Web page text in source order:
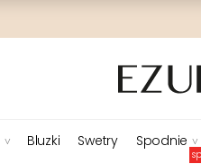
Bluzki Swetry Spodnie